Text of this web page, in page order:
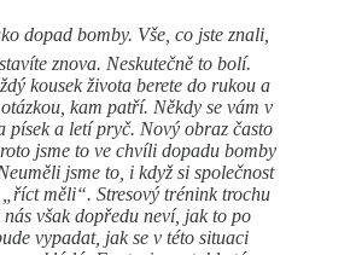
dopad bomby. Vše, co jste znali,
znova. Neskutečně to bolí.
kousek života berete do rukou a
kam patří. Někdy se vám v
písek a letí pryč. Nový obraz často
jsme to ve chvíli dopadu bomby
jsme to, i když si společnost
měli“. Stresový trénink trochu
však dopředu neví, jak to po
vypadat, jak se v této situaci